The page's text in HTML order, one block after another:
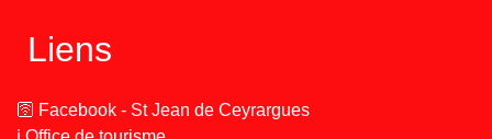
Liens
🛜 Facebook - St Jean de Ceyrargues